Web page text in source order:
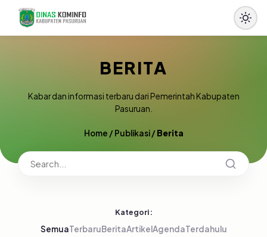
BERITA
Kabar dan informasi terbaru dari Pemerintah Kabupaten
Pasuruan.
Home /Publikasi/Berita
Kategori:
SemuaTerbaruBeritaArtikelAgendaTerdahulu